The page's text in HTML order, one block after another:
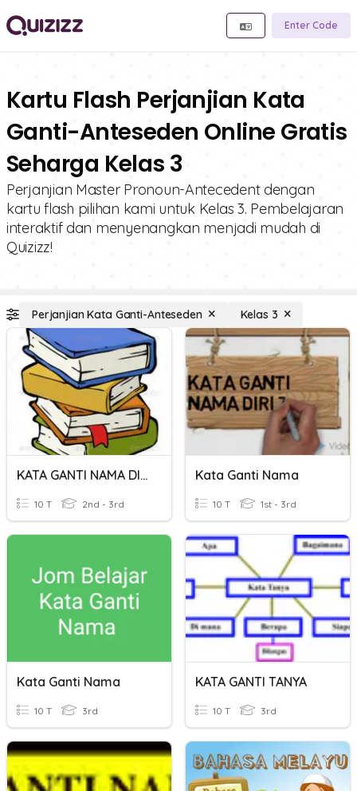
Enter Code
Kartu Flash Perjanjian Kata
Ganti-Anteseden Online Gratis
Seharga Kelas 3
Perjanjian Master Pronoun-Antecedent dengan
kartu flash pilihan kami untuk Kelas 3. Pembelajaran
interaktif dan menyenangkan menjadi mudah di
Quizizz!
Perjanjian Kata Ganti-Anteseden Kelas 3
KATA GANTI NAMA DIRI
10 T 2nd - 3rd
Kata Ganti Nama
10 T 1st - 3rd
Kata Ganti Nama
10 T 3rd
KATA GANTI TANYA
10 T 3rd